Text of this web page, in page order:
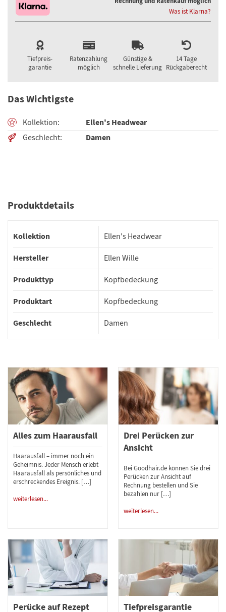
Was ist Klarna?
Tiefpreis-
garantie
Ratenzahlung
möglich
Günstige &
schnelle Lieferung
14 Tage
Rückgaberecht
Das Wichtigste
Kollektion Ellen's Headwear
Geschlecht Damen
Produktdetails
Kollektion Ellen's Headwear
Hersteller Ellen Wille
Produkttyp Kopfbedeckung
Produktart Kopfbedeckung
Geschlecht Damen
Alles zum Haarausfall
Haarausfall – immer noch ein
Geheimnis. Jeder Mensch erlebt
Haarausfall als persönliches und
erschreckendes Ereignis. […]
weiterlesen...
Drei Perücken zur
Ansicht
Bei Goodhair.de können Sie drei
Perücken zur Ansicht auf
Rechnung bestellen und Sie
bezahlen nur […]
weiterlesen...
Perücke auf Rezept Tiefpreisgarantie